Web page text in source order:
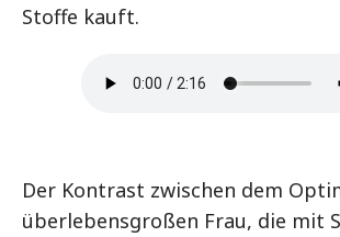
Stoffe kauft.
Der Kontrast zwischen dem
überlebensgroßen Frau, die mit